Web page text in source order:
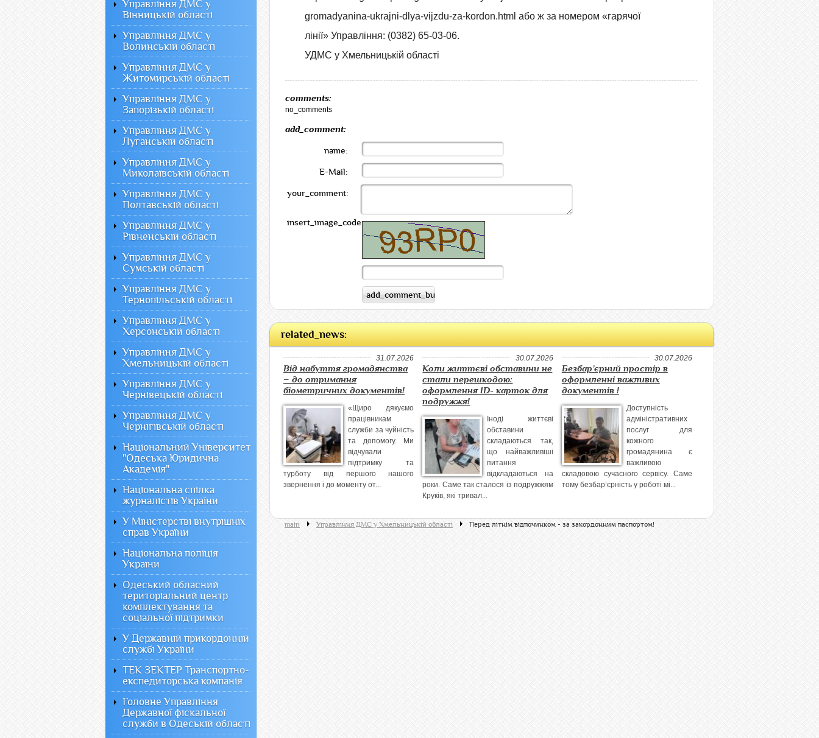
gromadyanina-ukrajni-dlya-vijzdu-za-kordon.html або ж за номером «гарячої
лінії» Управління: (0382) 65-03-06.
УДМС у Хмельницькій області
comments:
no_comments
add_comment:
name:
E-Mail:
your_comment:
insert_image_code:
related_news:
31.07.2026
Від набуття громадянства
– до отримання
біометричних документів!
«Щиро дякуємо
працівникам
служби за чуйність
та допомогу. Ми
відчували
підтримку та
турботу від першого нашого
звернення і до моменту от...
30.07.2026
Коли життєві обставини не
стали перешкодою:
оформлення ID- карток для
подружжя!
Іноді життєві
обставини
складаються так,
що найважливіші
питання
відкладаються на
роки. Саме так сталося із подружжям
Круків, які тривал...
30.07.2026
Безбар’єрний простір в
оформленні важливих
документів !
Доступність
адміністративних
послуг для
кожного
громадянина є
важливою
складовою сучасного сервісу. Саме
тому безбар’єрність у роботі мі...
main Управління ДМС у Хмельницькій області Перед літнім відпочинком - за закордонним паспортом!
Управління ДМС у
Вінницькій області
Управління ДМС у
Волинській області
Управління ДМС у
Житомирській області
Управління ДМС у
Запорізькій області
Управління ДМС у
Луганській області
Управління ДМС у
Миколаївській області
Управління ДМС у
Полтавській області
Управління ДМС у
Рівненській області
Управління ДМС у
Сумській області
Управління ДМС у
Тернопільській області
Управління ДМС у
Херсонській області
Управління ДМС у
Хмельницькій області
Управління ДМС у
Чернівецькій області
Управління ДМС у
Чернігівській області
Національний Університет
"Одеська Юридична
Академія"
Національна спілка
журналістів України
У Міністерстві внутрішніх
справ України
Національна поліція
України
Одеський обласний
територіальний центр
комплектування та
соціальної підтримки
У Державній прикордонній
службі України
ТЕК ЗЕКТЕР Транспортно-
експедиторська компанія
Головне Управління
Державної фіскальної
служби в Одеській області